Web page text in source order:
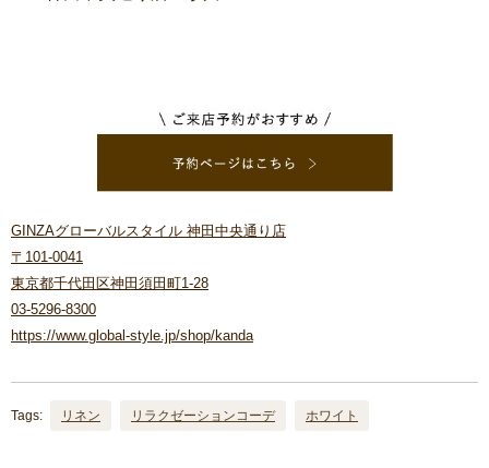
GINZAグローバルスタイル 神田中央通り店
〒101-0041
東京都千代田区神田須田町1-28
03-5296-8300
https://www.global-style.jp/shop/kanda
Tags: リネン リラクゼーションコーデ ホワイト